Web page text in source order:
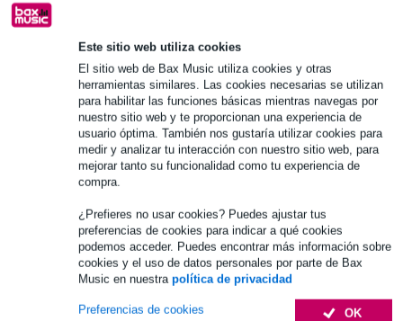
Este sitio web utiliza cookies
El sitio web de Bax Music utiliza cookies y otras
herramientas similares. Las cookies necesarias se utilizan
para habilitar las funciones básicas mientras navegas por
nuestro sitio web y te proporcionan una experiencia de
usuario óptima. También nos gustaría utilizar cookies para
medir y analizar tu interacción con nuestro sitio web, para
mejorar tanto su funcionalidad como tu experiencia de
compra.
¿Prefieres no usar cookies? Puedes ajustar tus
preferencias de cookies para indicar a qué cookies
podemos acceder. Puedes encontrar más información sobre
cookies y el uso de datos personales por parte de Bax
Music en nuestra política de privacidad
OK
Preferencias de cookies
Información del producto
tipo de producto: perfiles
tipo: perfil de remate
material: aluminio
Especificaciones completas
Accesorios (7)